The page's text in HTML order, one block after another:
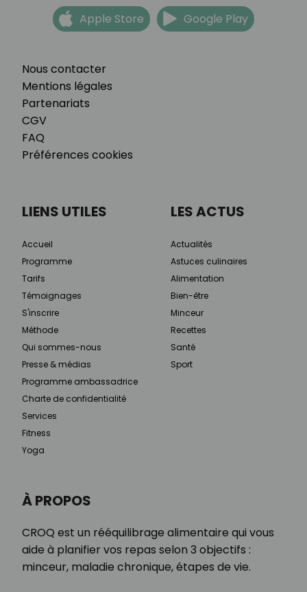
Nous contacter
Mentions légales
Partenariats
CGV
FAQ
Préférences cookies
Apple Store Google Play
À PROPOS
CROQ est un rééquilibrage alimentaire qui vous
aide à planifier vos repas selon 3 objectifs :
minceur, maladie chronique, étapes de vie.
LIENS UTILES
Accueil
Programme
Tarifs
Témoignages
S'inscrire
Méthode
Qui sommes-nous
Presse & médias
Programme ambassadrice
Charte de confidentialité
Services
Fitness
Yoga
LES ACTUS
Actualités
Astuces culinaires
Alimentation
Bien-être
Minceur
Recettes
Santé
Sport